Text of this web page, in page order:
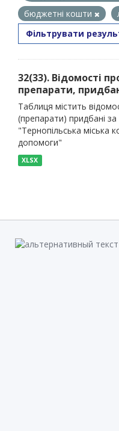
бюджетні кошти
Фільтрувати
32(33). Відомості
препарати,
Таблиця містить
(препарати) придбані
"Тернопільська міська
допомоги"
XLSX